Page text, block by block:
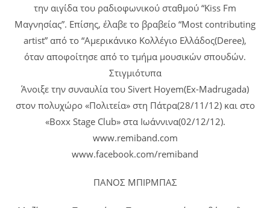
την αιγίδα του ραδιοφωνικού σταθμού “Kiss Fm
Μαγνησίας”. Επίσης, έλαβε το βραβείο “Most contributing
artist” από το “Αμερικάνικο Κολλέγιο Ελλάδος(Deree),
όταν αποφοίτησε από το τμήμα μουσικών σπουδών.
Στιγμιότυπα
Άνοιξε την συναυλία του Sivert Hoyem(Ex-Madrugada)
στον πολυχώρο «Πολιτεία» στη Πάτρα(28/11/12) και στο
«Boxx Stage Club» στα Ιωάννινα(02/12/12).
www.remiband.com
www.facebook.com/remiband
ΠΑΝΟΣ ΜΠΙΡΜΠΑΣ